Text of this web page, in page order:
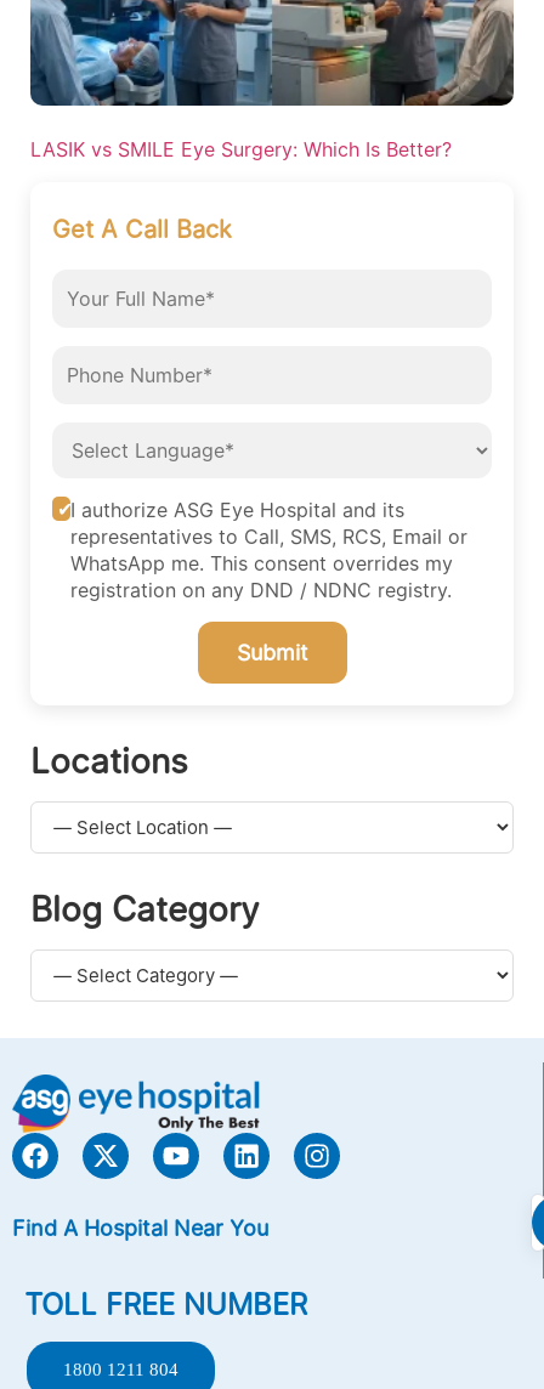
LASIK vs SMILE Eye Surgery: Which Is Better?
Get A Call Back
I authorize ASG Eye Hospital and its
representatives to Call, SMS, RCS, Email or
WhatsApp me. This consent overrides my
registration on any DND / NDNC registry.
Submit
Locations
Blog Category
Find A Hospital Near You
TOLL FREE NUMBER
1800 1211 804